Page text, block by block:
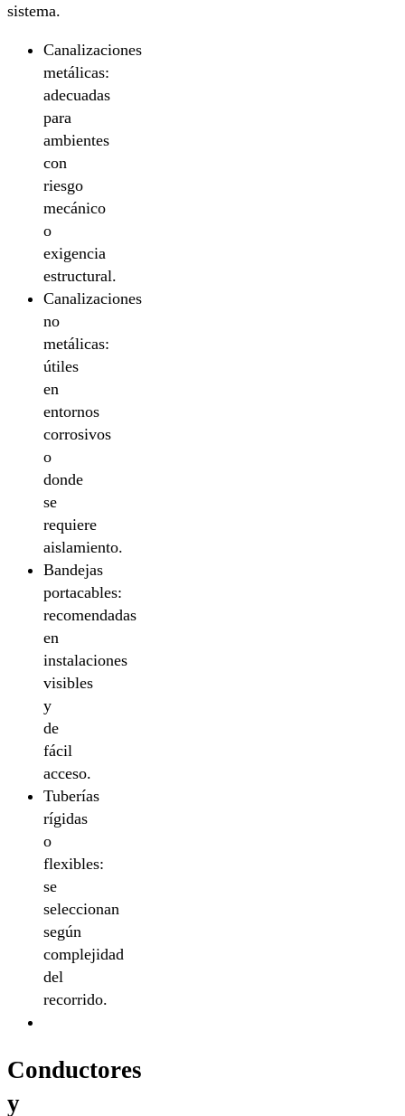
sistema.
Canalizaciones
metálicas:
adecuadas
para
ambientes
con
riesgo
mecánico
o
exigencia
estructural.
Canalizaciones
no
metálicas:
útiles
en
entornos
corrosivos
o
donde
se
requiere
aislamiento.
Bandejas
portacables:
recomendadas
en
instalaciones
visibles
y
de
fácil
acceso.
Tuberías
rígidas
o
flexibles:
se
seleccionan
según
complejidad
del
recorrido.
Conductores
y